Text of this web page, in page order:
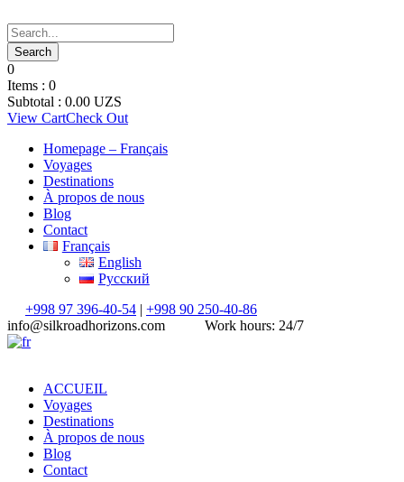
0
Items : 0
Subtotal : 0.00 UZS
View CartCheck Out
Homepage – Français
Voyages
Destinations
À propos de nous
Blog
Contact
Français
English
Русский
+998 97 396-40-54 | +998 90 250-40-86
info@silkroadhorizons.com
Work hours: 24/7
ACCUEIL
Voyages
Destinations
À propos de nous
Blog
Contact